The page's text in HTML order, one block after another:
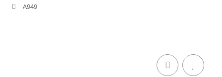
A949